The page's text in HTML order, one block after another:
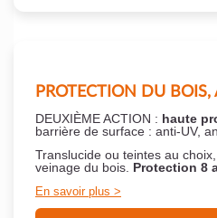
PROTECTION DU
DEUXIÈME ACTION : haute
barrière de surface : anti-UV,
Translucide ou teintes au
veinage du bois. Protection 8
En savoir plus